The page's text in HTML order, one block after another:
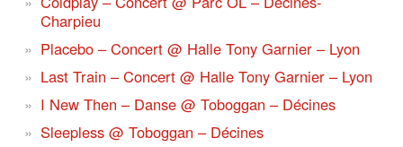
Charpieu
Placebo – Concert @ Halle Tony Garnier – Lyon
Last Train – Concert @ Halle Tony Garnier – Lyon
I New Then – Danse @ Toboggan – Décines
Sleepless @ Toboggan – Décines